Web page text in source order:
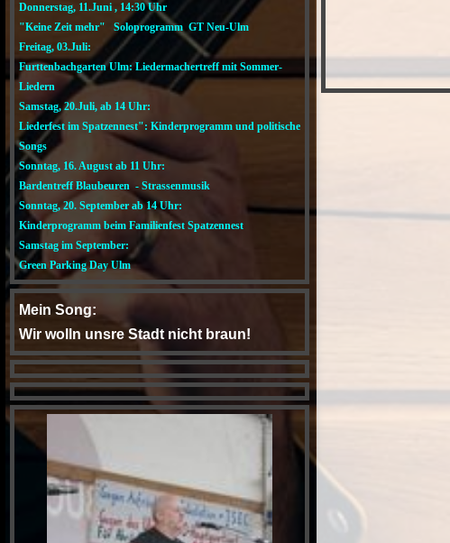
Donnerstag, 11.Juni , 14:30 Uhr
"Keine Zeit mehr" Soloprogramm GT Neu-Ulm
Freitag, 03.Juli:
Furttenbachgarten Ulm: Liedermachertreff mit Sommer-
Liedern
Samstag, 20.Juli, ab 14 Uhr:
Liederfest im Spatzennest": Kinderprogramm und politische
Songs
Sonntag, 16. August ab 11 Uhr:
Bardentreff Blaubeuren - Strassenmusik
Sonntag, 20. September ab 14 Uhr:
Kinderprogramm beim Familienfest Spatzennest
Samstag im September:
Green Parking Day Ulm
Mein Song:
Wir wolln unsre Stadt nicht braun!
YouTube
Der Fred Ape Gedächtnis-Abend
im "Nix" in Blaubeuren